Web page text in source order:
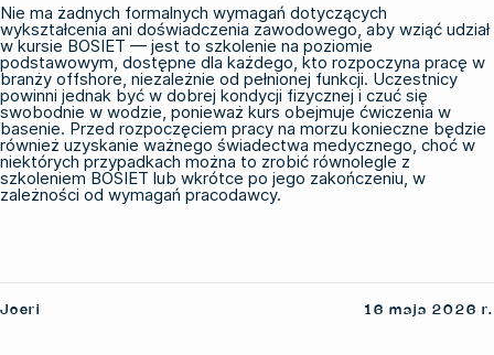
Nie ma żadnych formalnych wymagań dotyczących
wykształcenia ani doświadczenia zawodowego, aby wziąć udział
w kursie BOSIET — jest to szkolenie na poziomie
podstawowym, dostępne dla każdego, kto rozpoczyna pracę w
branży offshore, niezależnie od pełnionej funkcji. Uczestnicy
powinni jednak być w dobrej kondycji fizycznej i czuć się
swobodnie w wodzie, ponieważ kurs obejmuje ćwiczenia w
basenie. Przed rozpoczęciem pracy na morzu konieczne będzie
również uzyskanie ważnego świadectwa medycznego, choć w
niektórych przypadkach można to zrobić równolegle z
szkoleniem BOSIET lub wkrótce po jego zakończeniu, w
zależności od wymagań pracodawcy.
Joeri 16 maja 2026 r.